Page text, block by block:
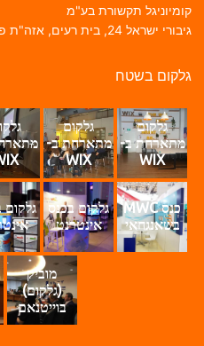
תקשורת בע"מ
ישראל 24, בית רעים, אזה"ת פולג נתניה
בשטח
גלקום
מתארחת ב-
WIX
גלקום
מתארחת ב-
WIX
גלקום
מתארחת
WIX
כנס MWC
בשאנגחאי
גלקום בכנס
אינטרנט
גלקום
מוביק
(גלקום)
בוייטנאם